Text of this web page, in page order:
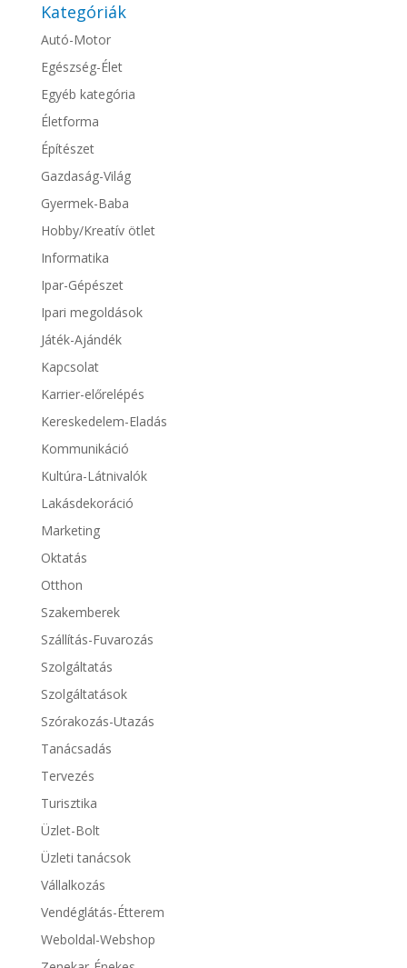
Kategóriák
Autó-Motor
Egészség-Élet
Egyéb kategória
Életforma
Építészet
Gazdaság-Világ
Gyermek-Baba
Hobby/Kreatív ötlet
Informatika
Ipar-Gépészet
Ipari megoldások
Játék-Ajándék
Kapcsolat
Karrier-előrelépés
Kereskedelem-Eladás
Kommunikáció
Kultúra-Látnivalók
Lakásdekoráció
Marketing
Oktatás
Otthon
Szakemberek
Szállítás-Fuvarozás
Szolgáltatás
Szolgáltatások
Szórakozás-Utazás
Tanácsadás
Tervezés
Turisztika
Üzlet-Bolt
Üzleti tanácsok
Vállalkozás
Vendéglátás-Étterem
Weboldal-Webshop